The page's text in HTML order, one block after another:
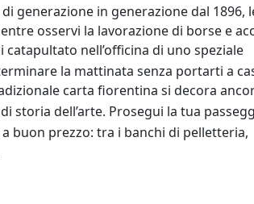
generazione in generazione dal 1896,
osservi la lavorazione di borse e
catapultato nell’officina di uno speziale
la mattinata senza portarti a
carta fiorentina si decora
storia dell’arte. Prosegui la tua
buon prezzo: tra i banchi di pelletteria,